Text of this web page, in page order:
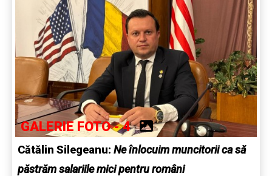
GALERIE FOTO - 4
Cătălin Silegeanu: Ne înlocuim muncitorii ca să
păstrăm salariile mici pentru români